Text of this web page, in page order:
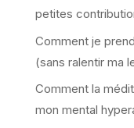
petites
Comment je
(sans ralentir ma
Comment la
mon mental